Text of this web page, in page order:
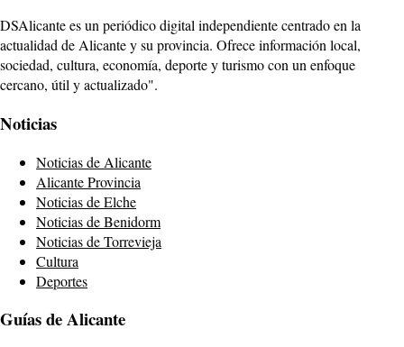
DSAlicante es un periódico digital independiente centrado en la
actualidad de Alicante y su provincia. Ofrece información local,
sociedad, cultura, economía, deporte y turismo con un enfoque
cercano, útil y actualizado".
Noticias
Noticias de Alicante
Alicante Provincia
Noticias de Elche
Noticias de Benidorm
Noticias de Torrevieja
Cultura
Deportes
Guías de Alicante